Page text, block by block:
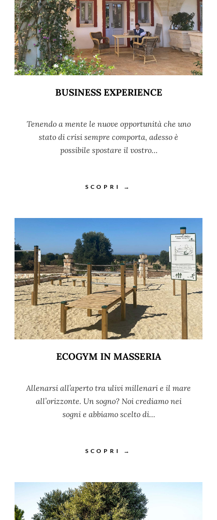
BUSINESS EXPERIENCE
Tenendo a mente le nuove opportunità che uno
stato di crisi sempre comporta, adesso è
possibile spostare il vostro…
SCOPRI →
ECOGYM IN MASSERIA
Allenarsi all’aperto tra ulivi millenari e il mare
all’orizzonte. Un sogno? Noi crediamo nei
sogni e abbiamo scelto di…
SCOPRI →